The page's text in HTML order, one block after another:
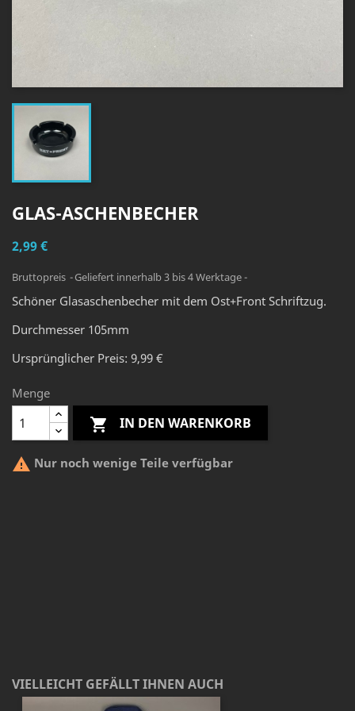
GLAS-ASCHENBECHER
2,99 €
Bruttopreis Geliefert innerhalb 3 bis 4 Werktage -
Schöner Glasaschenbecher mit dem Ost+Front Schriftzug.
Durchmesser 105mm
Ursprünglicher Preis: 9,99 €
Menge
 IN DEN WARENKORB
 Nur noch wenige Teile verfügbar
VIELLEICHT GEFÄLLT IHNEN AUCH